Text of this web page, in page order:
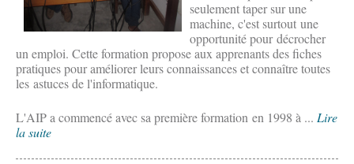
seulement taper sur une
machine, c'est surtout une
opportunité pour décrocher
un emploi. Cette formation propose aux apprenants des fiches
pratiques pour améliorer leurs connaissances et connaître toutes
les astuces de l'informatique.
L'AIP a commencé avec sa première formation en 1998 à ... Lire
la suite